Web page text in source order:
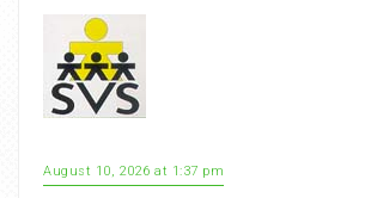
August 10, 2026 at 1:37 pm